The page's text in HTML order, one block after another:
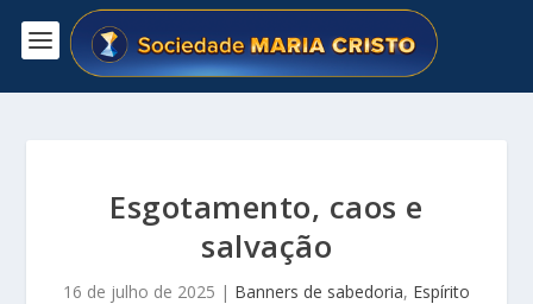
Esgotamento, caos e
salvação
16 de julho de 2025 | Banners de sabedoria, Espírito